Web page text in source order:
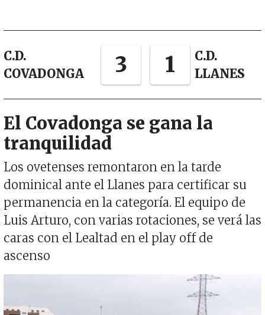
C.D.
COVADONGA
3 1
C.D.
LLANES
El Covadonga se gana la
tranquilidad
Los ovetenses remontaron en la tarde
dominical ante el Llanes para certificar su
permanencia en la categoría. El equipo de
Luis Arturo, con varias rotaciones, se verá las
caras con el Lealtad en el play off de
ascenso